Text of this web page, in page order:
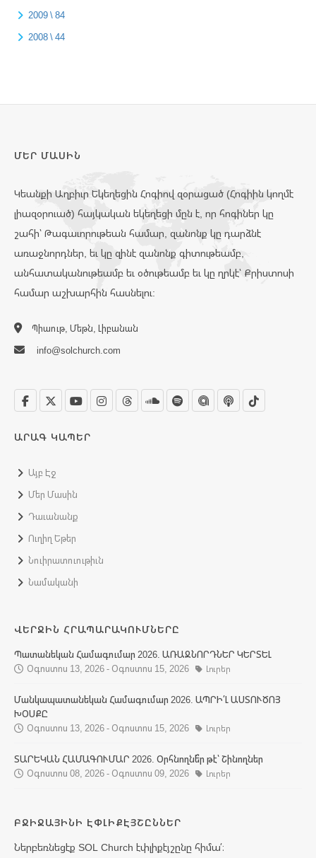
2009 \ 84
2008 \ 44
ՄԵՐ ՄԱՍԻՆ
Կեանքի Աղբիւր Եկեղեցին Հոգիով զօրացած (Հոգիին կողմէ
լիազօրուած) հայկական եկեղեցի մըն է, որ հոգիներ կը
շահի՝ Թագաւորութեան համար, զանոնք կը դարձնէ
առաջնորդներ, եւ կը զինէ զանոնք գիտութեամբ,
անհատականութեամբ եւ օծութեամբ եւ կը ղրկէ՝ Քրիստոսի
համար աշխարհին հասնելու:
Պիաութ, Մեթն, Լիբանան
info@solchurch.com
ԱՐԱԳ ԿԱՊԵՐ
Այբ Էջ
Մեր Մասին
Դաւանանք
Ուղիղ Եթեր
Նուիրատուութիւն
Նամականի
ՎԵՐՋԻՆ ՀՐԱՊԱՐԱԿՈՒՄՆԵՐԸ
Պատանեկան Համագումար 2026. ԱՌԱՋՆՈՐԴՆԵՐ ԿԵՐՏԵԼ
Օգոստոս 13, 2026 - Օգոստոս 15, 2026
Լուրեր
Մանկապատանեկան Համագումար 2026. ԱՊՐԻ՛Լ ԱՍՏՈՒԾՈՅ
ԽՕՍՔԸ
Օգոստոս 13, 2026 - Օգոստոս 15, 2026
Լուրեր
ՏԱՐԵԿԱՆ ՀԱՄԱԳՈՒՄԱՐ 2026. Օրհնողնե՞ր թէ՝ Շինողներ
Օգոստոս 08, 2026 - Օգոստոս 09, 2026
Լուրեր
ԲՋԻՋԱՅԻՆԻ ԷՓԼԻՔԷՅՇԸՆՆԵՐ
Ներբեռնեցէք SOL Church էփլիքէյշընը հիմա՛։